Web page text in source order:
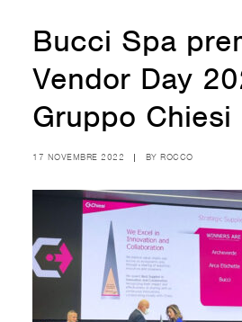
CONTATTI
VOCABOLARIO
RICERCA
Bucci Spa
Vendor Day
Gruppo Chiesi
17 NOVEMBRE 2022 | BY ROCCO